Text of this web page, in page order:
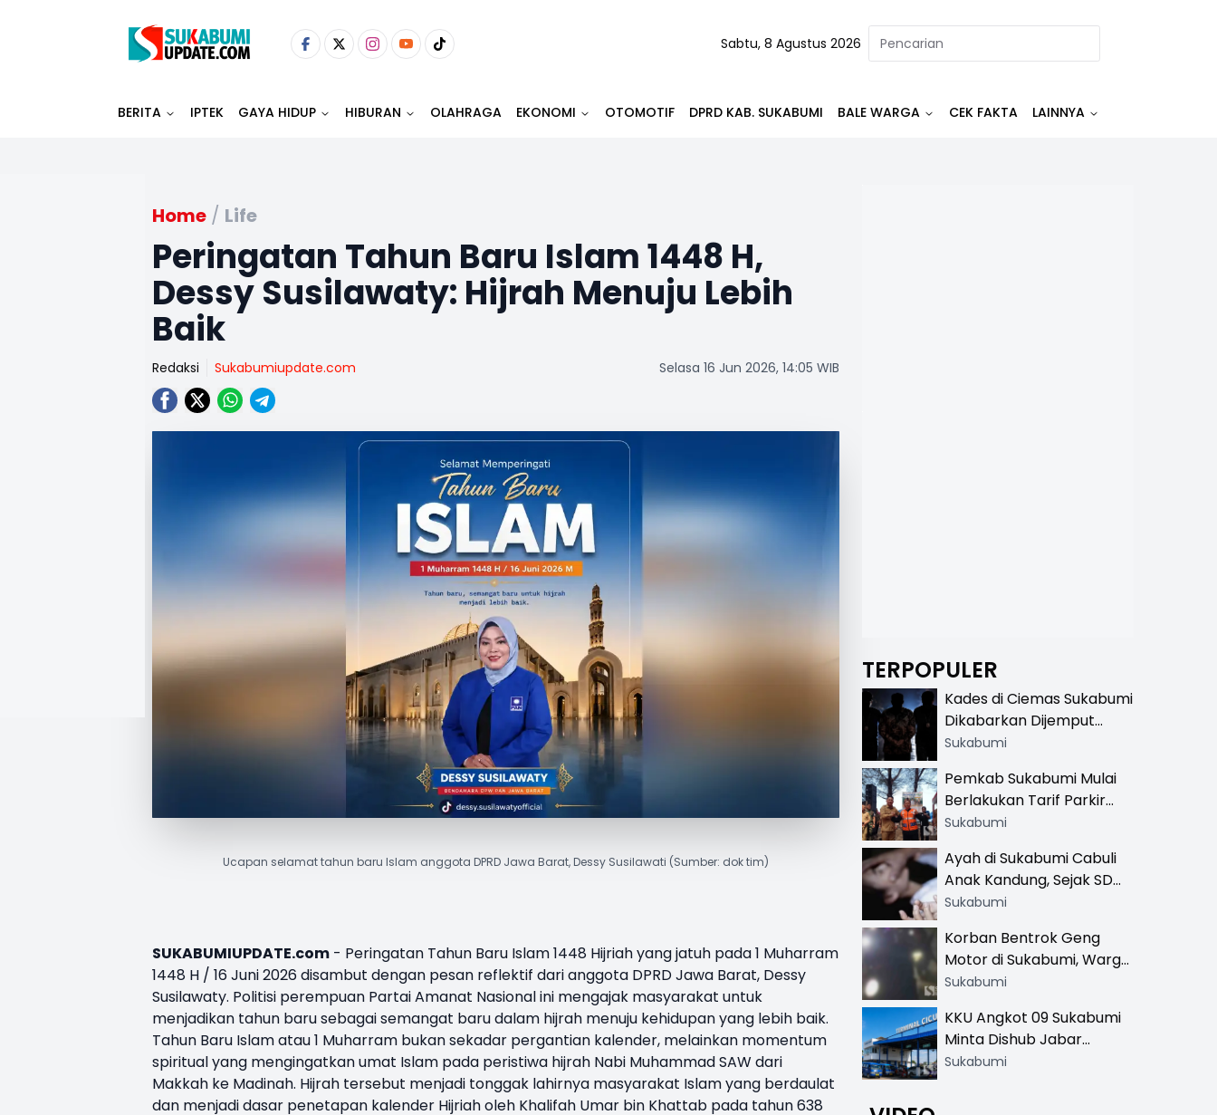
Sabtu, 8 Agustus 2026
BERITA IPTEK GAYA HIDUP HIBURAN OLAHRAGA EKONOMI OTOMOTIF DPRD KAB. SUKABUMI BALE WARGA CEK FAKTA LAINNYA
Home / Life
Peringatan Tahun Baru Islam 1448 H,
Dessy Susilawaty: Hijrah Menuju Lebih
Baik
Redaksi Sukabumiupdate.com Selasa 16 Jun 2026, 14:05 WIB
Ucapan selamat tahun baru Islam anggota DPRD Jawa Barat, Dessy Susilawati (Sumber: dok tim)
SUKABUMIUPDATE.com - Peringatan Tahun Baru Islam 1448 Hijriah yang jatuh pada 1 Muharram
1448 H / 16 Juni 2026 disambut dengan pesan reflektif dari anggota DPRD Jawa Barat, Dessy
Susilawaty. Politisi perempuan Partai Amanat Nasional ini mengajak masyarakat untuk
menjadikan tahun baru sebagai semangat baru dalam hijrah menuju kehidupan yang lebih baik.
Tahun Baru Islam atau 1 Muharram bukan sekadar pergantian kalender, melainkan momentum
spiritual yang mengingatkan umat Islam pada peristiwa hijrah Nabi Muhammad SAW dari
Makkah ke Madinah. Hijrah tersebut menjadi tonggak lahirnya masyarakat Islam yang berdaulat
dan menjadi dasar penetapan kalender Hijriah oleh Khalifah Umar bin Khattab pada tahun 638
TERPOPULER
Kades di Ciemas Sukabumi
Dikabarkan Dijemput
Satnarkoba, Polisi
Sukabumi
Pemkab Sukabumi Mulai
Berlakukan Tarif Parkir
Resmi di 13 Lokasi Wisata,
Khusus
Sukabumi
Ayah di Sukabumi Cabuli
Anak Kandung, Sejak SD
Hingga SMA
Sukabumi
Korban Bentrok Geng
Motor di Sukabumi, Warga
dan Sopir Tangki
Sukabumi
KKU Angkot 09 Sukabumi
Minta Dishub Jabar
Tertibkan Trayek Ciawi-
Sukabumi